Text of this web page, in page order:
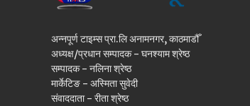
अन्नपूर्ण टाइम्स प्रा.लि अनामनगर, काठमाडौँ
अध्यक्ष/प्रधान सम्पादक - घनश्याम श्रेष्ठ
सम्पादक - नलिना श्रेष्ठ
मार्केटिङ - अस्मिता सुवेदी
संवाददाता - रीता श्रेष्ठ